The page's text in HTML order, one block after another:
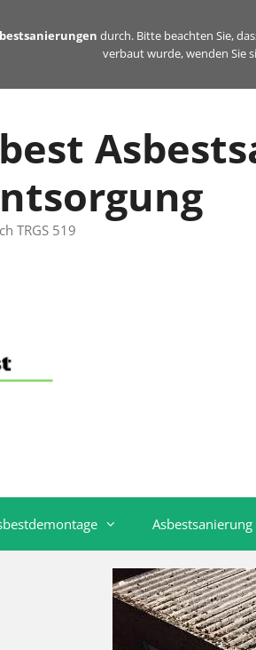
durch. Bitte beachten Sie,
verbaut wurde, wenden Sie
TRGS 519
Asbestsanierung